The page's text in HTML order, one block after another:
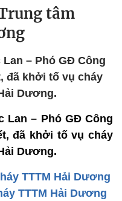
tâm
– Phó GĐ Công
đã khởi tố vụ cháy
Dương.
Lan – Phó GĐ Công
đã khởi tố vụ cháy
Dương.
TTTM Hải Dương
TTTM Hải Dương